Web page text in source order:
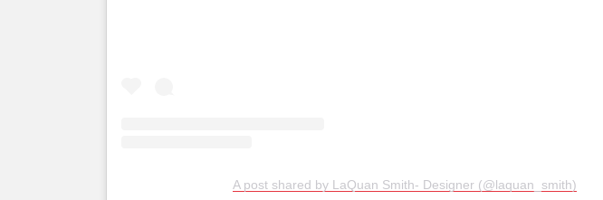
A post shared by LaQuan Smith- Designer (@laquan_smith)